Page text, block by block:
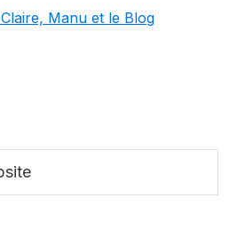
Manu et le Blog